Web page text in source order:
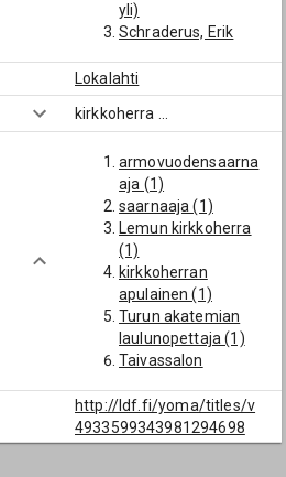
yli)
Schraderus, Erik
Lokalahti
kirkkoherra
armovuodensaarna
aja (1)
saarnaaja (1)
Lemun kirkkoherra
(1)
kirkkoherran
apulainen (1)
Turun akatemian
laulunopettaja (1)
Taivassalon
deposiittori (1)
http://ldf.fi/yoma/titles/v
4933599343981294698